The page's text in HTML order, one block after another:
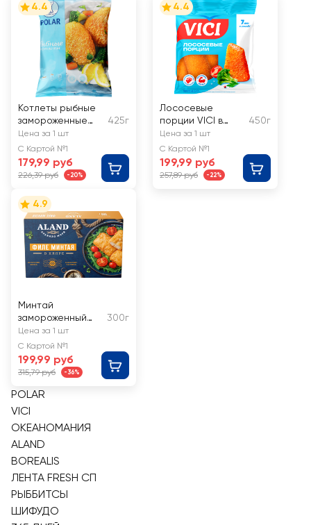
4.4
Котлеты рыбные
замороженные
POLAR в
панировке
425г
Цена за 1 шт
С Картой №1
179,99 руб
226,39 руб -20%
4.4
Лососевые
порции VICI в
золотистой
корочке
450г
Цена за 1 шт
С Картой №1
199,99 руб
257,89 руб -22%
4.9
Минтай
замороженный
ALAND филе в
кляре
300г
Цена за 1 шт
С Картой №1
199,99 руб
315,79 руб -36%
POLAR
VICI
ОКЕАНОМАНИЯ
ALAND
BOREALIS
ЛЕНТА FRESH СП
РЫББИТСЫ
ШИФУДО